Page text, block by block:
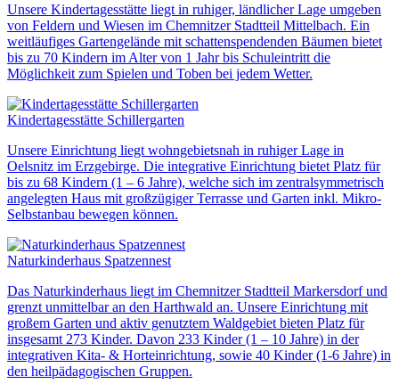
Unsere Kindertagesstätte liegt in ruhiger, ländlicher Lage umgeben
von Feldern und Wiesen im Chemnitzer Stadtteil Mittelbach. Ein
weitläufiges Gartengelände mit schattenspendenden Bäumen bietet
bis zu 70 Kindern im Alter von 1 Jahr bis Schuleintritt die
Möglichkeit zum Spielen und Toben bei jedem Wetter.
Kindertagesstätte Schillergarten
Unsere Einrichtung liegt wohngebietsnah in ruhiger Lage in
Oelsnitz im Erzgebirge. Die integrative Einrichtung bietet Platz für
bis zu 68 Kindern (1 – 6 Jahre), welche sich im zentralsymmetrisch
angelegten Haus mit großzügiger Terrasse und Garten inkl. Mikro-
Selbstanbau bewegen können.
Naturkinderhaus Spatzennest
Das Naturkinderhaus liegt im Chemnitzer Stadtteil Markersdorf und
grenzt unmittelbar an den Harthwald an. Unsere Einrichtung mit
großem Garten und aktiv genutztem Waldgebiet bieten Platz für
insgesamt 273 Kinder. Davon 233 Kinder (1 – 10 Jahre) in der
integrativen Kita- & Horteinrichtung, sowie 40 Kinder (1-6 Jahre) in
den heilpädagogischen Gruppen.